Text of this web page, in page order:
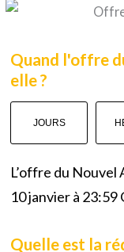
Quand l'offre
elle ?
JOURS
L’offre du Nouvel
10 janvier à 23:59
Quelle est la